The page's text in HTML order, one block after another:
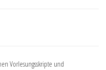
Vorlesungsskripte und